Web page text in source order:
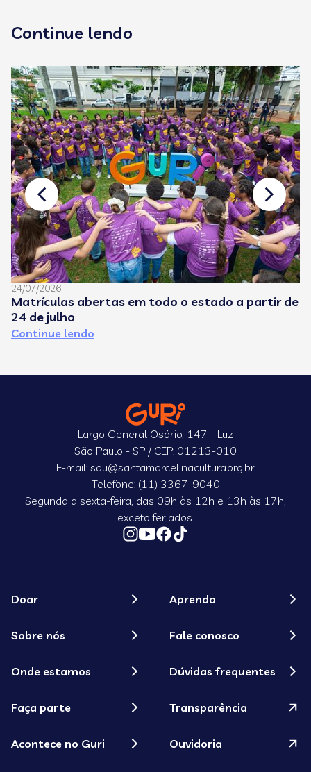
Continue lendo
24/07/2026
Matrículas abertas em todo o estado a partir de
24 de julho
Continue lendo
Largo General Osório, 147 - Luz
São Paulo - SP / CEP: 01213-010
E-mail: sau@santamarcelinacultura.org.br
Telefone: (11) 3367-9040
Segunda a sexta-feira, das 09h às 12h e 13h às 17h,
exceto feriados.
Doar
Sobre nós
Onde estamos
Faça parte
Acontece no Guri
Aprenda
Fale conosco
Dúvidas frequentes
Transparência
Ouvidoria